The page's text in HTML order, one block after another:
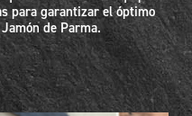
para garantizar el óptimo
de Parma.